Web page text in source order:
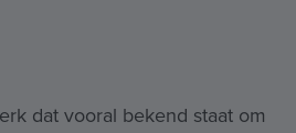
dat vooral bekend staat om